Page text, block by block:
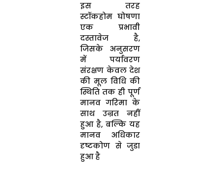
इस तरह
स्टॉकहोम घोषणा
एक प्रभावी
दस्तावेज है,
जिसके अनुसरण
में पर्यावरण
संरक्षण केवल देश
की मूल विधि की
स्थिति तक ही पूर्ण
मानव गरिमा के
साथ उन्रत नहीं
हुआ है, बल्कि यह
मानव अधिकार
दृष्टकोण से जुडा
हुआ है